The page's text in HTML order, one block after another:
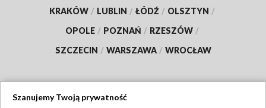
KRAKÓW / LUBLIN / ŁÓDŹ / OLSZTYN /
OPOLE / POZNAŃ / RZESZÓW /
SZCZECIN / WARSZAWA / WROCŁAW
Szanujemy Twoją prywatność